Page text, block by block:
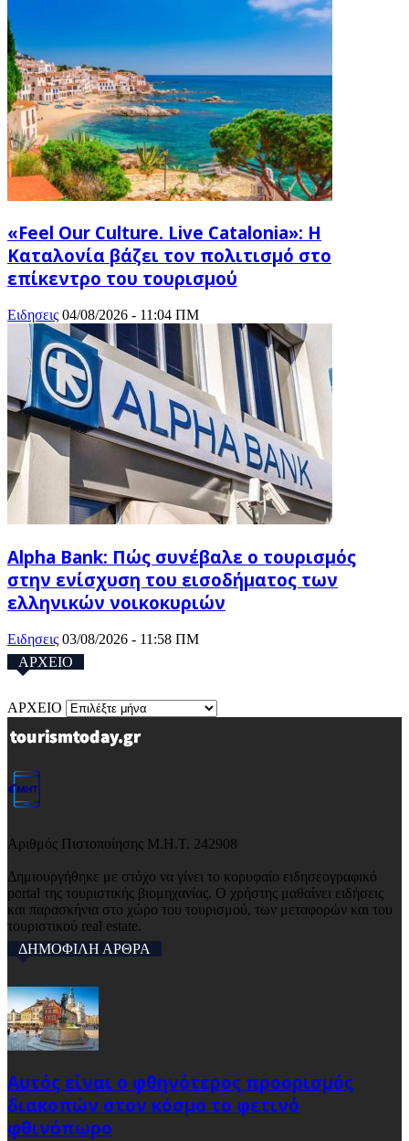
«Feel Our Culture. Live Catalonia»: Η
Καταλονία βάζει τον πολιτισμό στο
επίκεντρο του τουρισμού
Ειδησεις 04/08/2026 - 11:04 ΠΜ
Alpha Bank: Πώς συνέβαλε ο τουρισμός
στην ενίσχυση του εισοδήματος των
ελληνικών νοικοκυριών
Ειδησεις 03/08/2026 - 11:58 ΠΜ
ΑΡΧΕΙΟ
ΑΡΧΕΙΟ
Αριθμός Πιστοποίησης Μ.Η.Τ. 242908
Δημιουργήθηκε με στόχο να γίνει το κορυφαίο ειδησεογραφικό
portal της τουριστικής βιομηχανίας. Ο χρήστης μαθαίνει ειδήσεις
και παρασκήνια στο χώρο του τουρισμού, των μεταφορών και του
τουριστικού real estate.
ΔΗΜΟΦΙΛΗ ΑΡΘΡΑ
Αυτός είναι ο φθηνότερος προορισμός
διακοπών στον κόσμο το φετινό
φθινόπωρο